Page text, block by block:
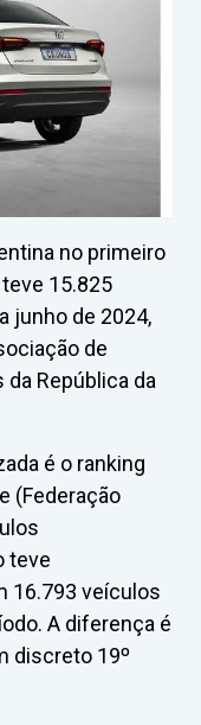
no primeiro
teve 15.825
junho de 2024,
de
República da
é o ranking
(Federação
teve
16.793 veículos
A diferença é
discreto 19º